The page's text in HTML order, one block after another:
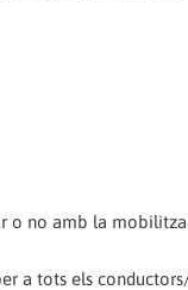
no amb la
a tots els